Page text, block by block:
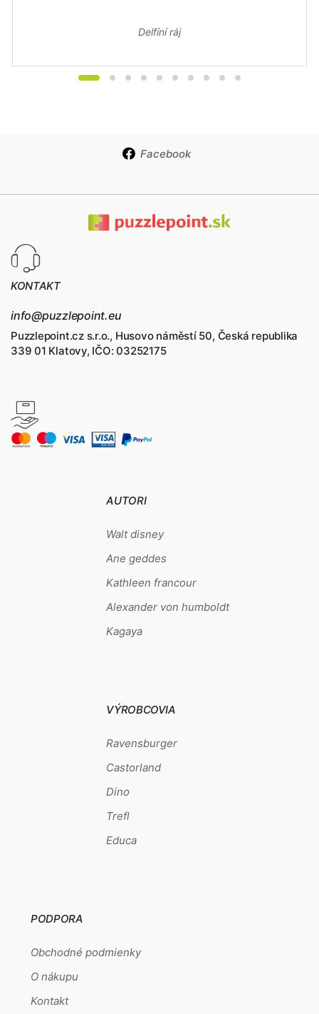
Delfíní ráj
Facebook
KONTAKT
info@puzzlepoint.eu
Puzzlepoint.cz s.r.o., Husovo náměstí 50, Česká republika
339 01 Klatovy, IČO: 03252175
AUTORI
Walt disney
Ane geddes
Kathleen francour
Alexander von humboldt
Kagaya
VÝROBCOVIA
Ravensburger
Castorland
Dino
Trefl
Educa
PODPORA
Obchodné podmienky
O nákupu
Kontakt